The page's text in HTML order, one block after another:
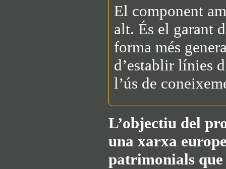
El component
alt. És el garant
forma més
d’establir línies
l’ús de
L’objectiu del
una xarxa
patrimonials que